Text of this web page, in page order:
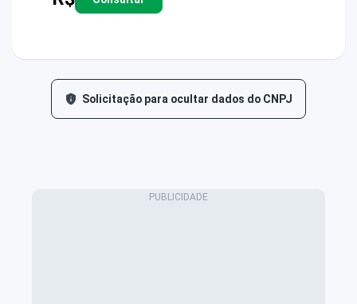
Solicitação para ocultar dados do CNPJ